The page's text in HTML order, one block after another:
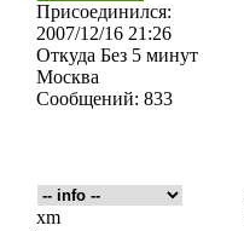
Присоединился:
2007/12/16 21:26
Откуда Без 5 минут
Москва
Сообщений: 833
xm